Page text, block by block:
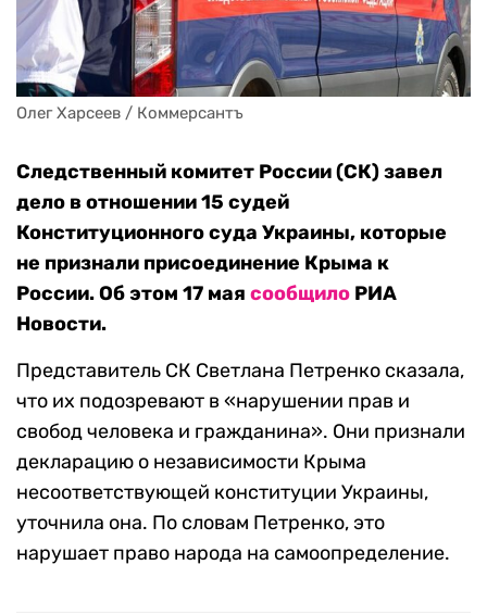
Олег Харсеев / Коммерсантъ
Следственный комитет России (СК) завел
дело в отношении 15 судей
Конституционного суда Украины, которые
не признали присоединение Крыма к
России. Об этом 17 мая сообщило РИА
Новости.
Представитель СК Светлана Петренко сказала,
что их подозревают в «нарушении прав и
свобод человека и гражданина». Они признали
декларацию о независимости Крыма
несоответствующей конституции Украины,
уточнила она. По словам Петренко, это
нарушает право народа на самоопределение.